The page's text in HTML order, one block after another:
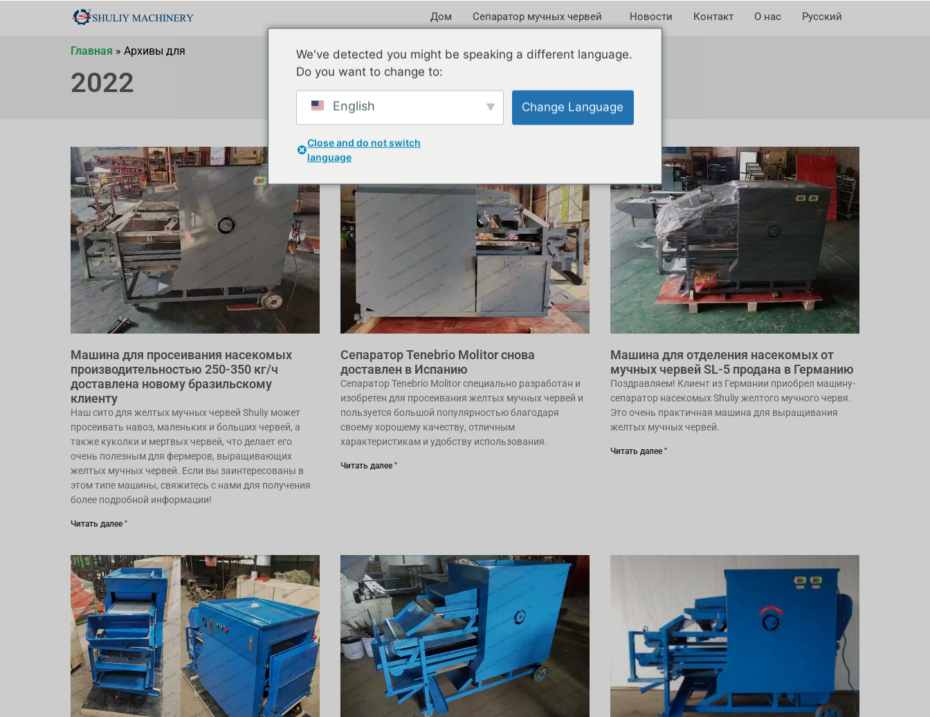
Дом Сепаратор мучных червей Новости Контакт О нас Русский
Главная » Архивы для
2022
Машина для просеивания насекомых
производительностью 250-350 кг/ч
доставлена ​​новому бразильскому
клиенту
Наш сито для желтых мучных червей Shuliy может
просеивать навоз, маленьких и больших червей, а
также куколки и мертвых червей, что делает его
очень полезным для фермеров, выращивающих
желтых мучных червей. Если вы заинтересованы в
этом типе машины, свяжитесь с нами для получения
более подробной информации!
Читать далее "
Сепаратор Tenebrio Molitor снова
доставлен в Испанию
Сепаратор Tenebrio Molitor специально разработан и
изобретен для просеивания желтых мучных червей и
пользуется большой популярностью благодаря
своему хорошему качеству, отличным
характеристикам и удобству использования.
Читать далее "
Машина для отделения насекомых от
мучных червей SL-5 продана в Германию
Поздравляем! Клиент из Германии приобрел машину-
сепаратор насекомых Shuliy желтого мучного червя.
Это очень практичная машина для выращивания
желтых мучных червей.
Читать далее "
We've detected you might be speaking a different language.
Do you want to change to:
English Change Language
Close and do not switch
language